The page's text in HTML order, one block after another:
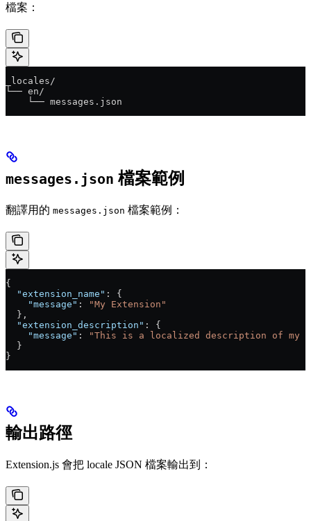
檔案：
_locales/
└── en/
    └── messages.json
messages.json 檔案範例
翻譯用的 messages.json 檔案範例：
{
  "extension_name"
: {
    "message"
:
"My Extension"
  },
  "extension_description"
: {
    "message"
:
"This is a localized description of my
  }
}
輸出路徑
Extension.js 會把 locale JSON 檔案輸出到：